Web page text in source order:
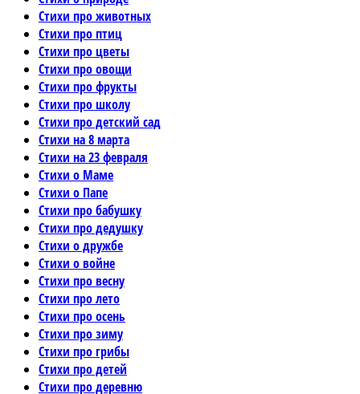
Стихи про животных
Стихи про птиц
Стихи про цветы
Стихи про овощи
Стихи про фрукты
Стихи про школу
Стихи про детский сад
Стихи на 8 марта
Стихи на 23 февраля
Стихи о Маме
Стихи о Папе
Стихи про бабушку
Стихи про дедушку
Стихи о дружбе
Стихи о войне
Стихи про весну
Стихи про лето
Стихи про осень
Стихи про зиму
Стихи про грибы
Стихи про детей
Стихи про деревню